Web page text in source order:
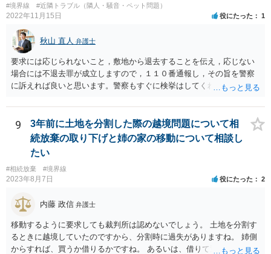
まいますが）この同意を得ている旨虚偽の申請を行い、建築許可を得
たのかもしれません。 近隣住民の同意は必須の要件ではないため、直
ちに建築確認自体が取り消されるわけではございませんが、虚偽の申
請を行ったことについて申請者の責任を追及する余地はあろうかと存
じます。 お話をお聞きする限り、相手方のやり口は非常に強引かつ高
圧的で、相談者様が恐怖を感じるのは無理もないことかと思います。
相手方の態度を見ていると、無理矢理塀を破壊して建築工事を強行す
るおそれすらあるように思われますので、相手方に、塀の取り壊しに
取った」ということについて説明を求める旨を記載した通知書を送り
付けるとともに、行政にも相談するのがよろしいかと存じます。 ま
た、相談者様が弁護士に依頼することで、相手方との交渉は全て弁護
士に任せることができ、相手方と話さなければならないという精神的
なご負担をなくすこともできます。 相手方に恐怖を感じ、ご自身で話
し合いを行うことができそうにないようでしたら、一度弁護士に依頼
れば幸いです。
#境界線 #近隣トラブル（隣人・騒音・ペット問題）
2022年11月15日 役にたった 1
秋山 直人 弁護士
要求には応じられないこと，敷地から退去することを伝え，応じない
場合には不退去罪が成立しますので，１１０番通報し，その旨を警察
に訴えれば良いと思います。警察もすぐに検挙はしてくれませんが，
います。 弁護士には，不当要求の拒絶ということで依頼すれば良いと
思います。不当要求には「落としどころ」は存在しません。明確に要
求を拒絶し，不満なら裁判所で解決するように伝えるべきです（不当
要求してくる相手は，実際に裁判所に訴えることは少ないですが）
9
3年前に土地を分割した際の越境問題について相
続放棄の取り下げと姉の家の移動について相談し
たい
#相続放棄 #境界線
2023年8月7日 役にたった 2
内藤 政信 弁護士
移動するように要求しても裁判所は認めないでしょう。 土地を分割す
るときに越境していたのですから、分割時に過失がありますね。 姉側
からすれば、買うか借りるかですね。 あるいは、借りて置いて、次回